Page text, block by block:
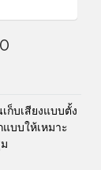
ก็บเสียงแบบตั้ง
บบให้เหมาะ